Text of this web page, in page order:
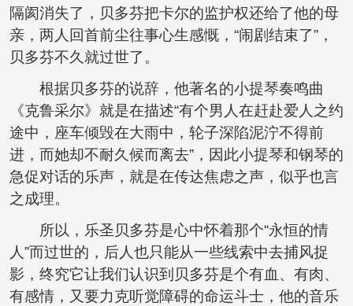
隔阂消失了，贝多芬把卡尔的监护权还给了他的母
亲，两人回首前尘往事心生感慨，“闹剧结束了”，
贝多芬不久就过世了。
根据贝多芬的说辞，他著名的小提琴奏鸣曲
《克鲁采尔》就是在描述“有个男人在赶赴爱人之约
途中，座车倾毁在大雨中，轮子深陷泥泞不得前
进，而她却不耐久候而离去”，因此小提琴和钢琴的
急促对话的乐声，就是在传达焦虑之声，似乎也言
之成理。
所以，乐圣贝多芬是心中怀着那个“永恒的情
人”而过世的，后人也只能从一些线索中去捕风捉
影，终究它让我们认识到贝多芬是个有血、有肉、
有感情，又要力克听觉障碍的命运斗士，他的音乐